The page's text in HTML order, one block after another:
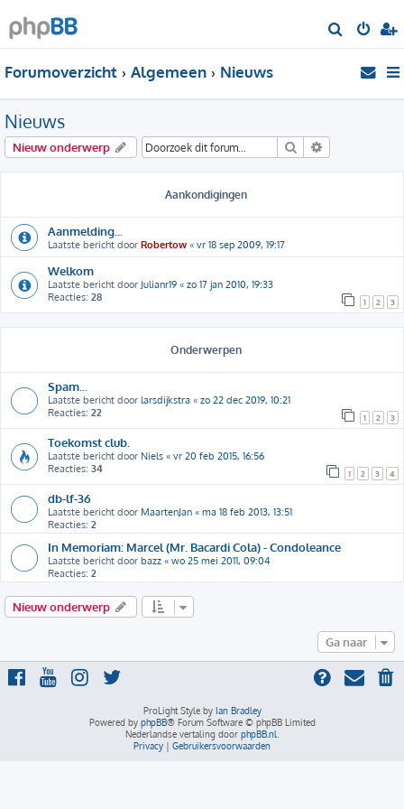
o
Forumoverzicht Algemeen Nieuws
Nieuws
Nieuw onderwerp Zoek
Aankondigingen
Aanmelding...
Laatste bericht door Robertow « vr 18 sep 2009, 19:17
Welkom
Laatste bericht door Julianr19 « zo 17 jan 2010, 19:33
Reacties: 28 1 2 3
Onderwerpen
Spam...
Laatste bericht door larsdijkstra « zo 22 dec 2019, 10:21
Reacties: 22 1 2 3
Toekomst club.
Laatste bericht door Niels « vr 20 feb 2015, 16:56
Reacties: 34 1 2 3 4
db-lf-36
Laatste bericht door MaartenJan « ma 18 feb 2013, 13:51
Reacties: 2
In Memoriam: Marcel (Mr. Bacardi Cola) - Condoleance
Laatste bericht door bazz « wo 25 mei 2011, 09:04
Reacties: 2
Nieuw onderwerp
Ga naar
ProLight Style by Ian Bradley
Powered by phpBB® Forum Software © phpBB Limited
Nederlandse vertaling door phpBB.nl
Privacy | Gebruikersvoorwaarden